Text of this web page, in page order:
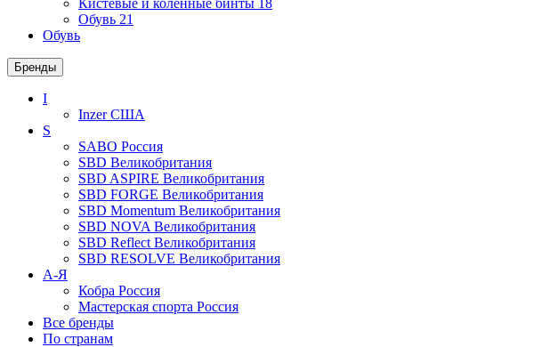
Кистевые и коленные бинты 18
Обувь 21
Обувь
Бренды
I
InzerСША
S
SABO Россия
SBD Великобритания
SBD ASPIRE Великобритания
SBD FORGE Великобритания
SBD Momentum Великобритания
SBD NOVA Великобритания
SBD Reflect Великобритания
SBD RESOLVE Великобритания
А-Я
Кобра Россия
Мастерская спорта Россия
Все бренды
По странам